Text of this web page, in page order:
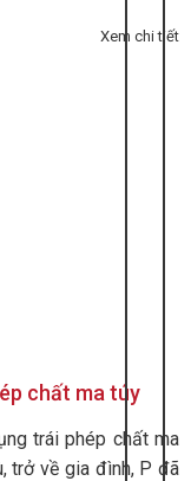
Xem chi tiết
chất ma túy
trái phép chất ma
trở về gia đình, P đã